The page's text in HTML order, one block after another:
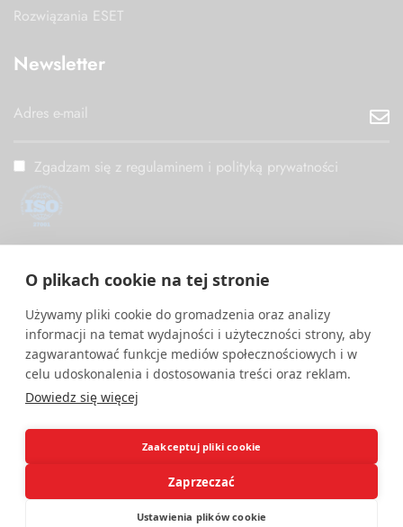
O plikach cookie na tej stronie
Używamy pliki cookie do gromadzenia oraz analizy
informacji na temat wydajności i użyteczności strony, aby
zagwarantować funkcje mediów społecznościowych i w
celu udoskonalenia i dostosowania treści oraz reklam.
Dowiedz się więcej
Zaakceptuj pliki cookie
Zaprzeczać
Ustawienia plików cookie
Rozwiązania ESET
Newsletter
Zgadzam się z regulaminem i polityką prywatności
PM Digital wdrożył i utrzymuje System Zarządzania
ISO/IEC 27001.